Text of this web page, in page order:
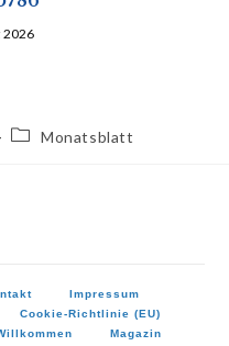
2026
Monatsblatt
Impressum
Cookie-Richtlinie (EU)
Magazin